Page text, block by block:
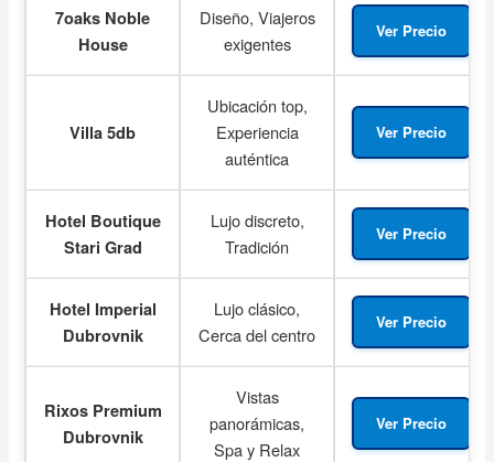
7oaks Noble
House
Diseño, Viajeros
exigentes
Ver Precio
Villa 5db
Ubicación top,
Experiencia
auténtica
Ver Precio
Hotel Boutique
Stari Grad
Lujo discreto,
Tradición
Ver Precio
Hotel Imperial
Dubrovnik
Lujo clásico,
Cerca del centro
Ver Precio
Rixos Premium
Dubrovnik
Vistas
panorámicas,
Spa y Relax
Ver Precio